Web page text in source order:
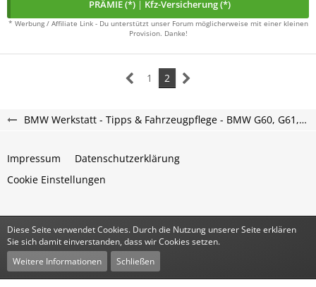
PRÄMIE (*) | Kfz-Versicherung (*)
* Werbung / Affiliate Link - Du unterstützt unser Forum möglicherweise mit einer kleinen
Provision. Danke!
1 2
BMW Werkstatt - Tipps & Fahrzeugpflege - BMW G60, G61, G90, G99 Forum
Impressum
Datenschutzerklärung
Cookie Einstellungen
Community-Software:WoltLab Suite™
Stil:Classicvon
Diese Seite verwendet Cookies. Durch die Nutzung unserer Seite erklären
Sie sich damit einverstanden, dass wir Cookies setzen.
Weitere Informationen
Schließen